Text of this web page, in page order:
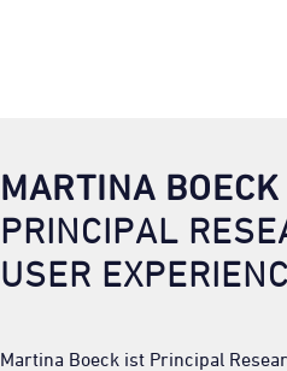
MARTINA BOECK
PRINCIPAL
USER
Martina Boeck ist Principal